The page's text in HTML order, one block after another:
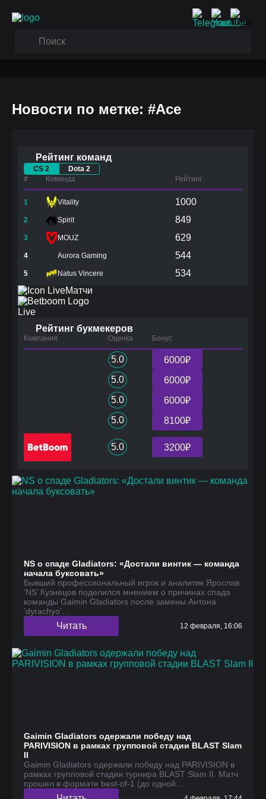
Новости по метке: #Ace
NS о спаде Gladiators: «Достали винтик — команда
начала буксовать»
Бывший профессиональный игрок и аналитик Ярослав
‘NS’ Кузнецов поделился мнением о причинах спада
команды Gaimin Gladiators после замены Антона
‘dyrachyo’…
Читать 12 февраля, 16:06
Gaimin Gladiators одержали победу над
PARIVISION в рамках групповой стадии BLAST Slam
II
Gaimin Gladiators одержали победу над PARIVISION в
рамках групповой стадии турнира BLAST Slam II. Матч
прошел в формате best-of-1 (до одной…
Рейтинг команд
CS 2
Dota 2
#
Команда Рейтинг
1 Vitality 1000
2 Spirit 849
3 MOUZ 629
4 Aurora Gaming 544
5 Natus Vincere
534
Матчи
Live
Рейтинг букмекеров
Компания Оценка Бонус
5.0
6000₽
5.0
6000₽
5.0
6000₽
5.0
8100₽
5.0 3200₽